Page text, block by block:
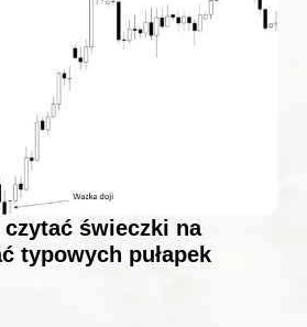
świeczki na
typowych pułapek